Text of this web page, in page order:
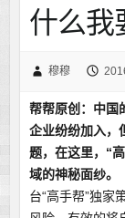
什么我
穆穆
帮帮原创： 中国
企业纷纷加入，
题，在这里，“
域的神秘面纱。
台“高手帮”独家